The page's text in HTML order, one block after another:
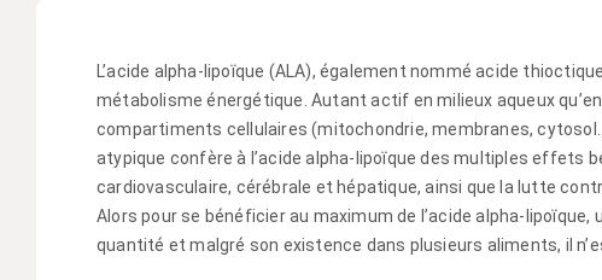
L’acide alpha-lipoïque (ALA), également nommé acide
métabolisme énergétique. Autant actif en milieux aqueux
compartiments cellulaires (mitochondrie, membranes,
atypique confère à l’acide alpha-lipoïque des multiples
cardiovasculaire, cérébrale et hépatique, ainsi que la lutte
Alors pour se bénéficier au maximum de l’acide alpha-
quantité et malgré son existence dans plusieurs aliments, il